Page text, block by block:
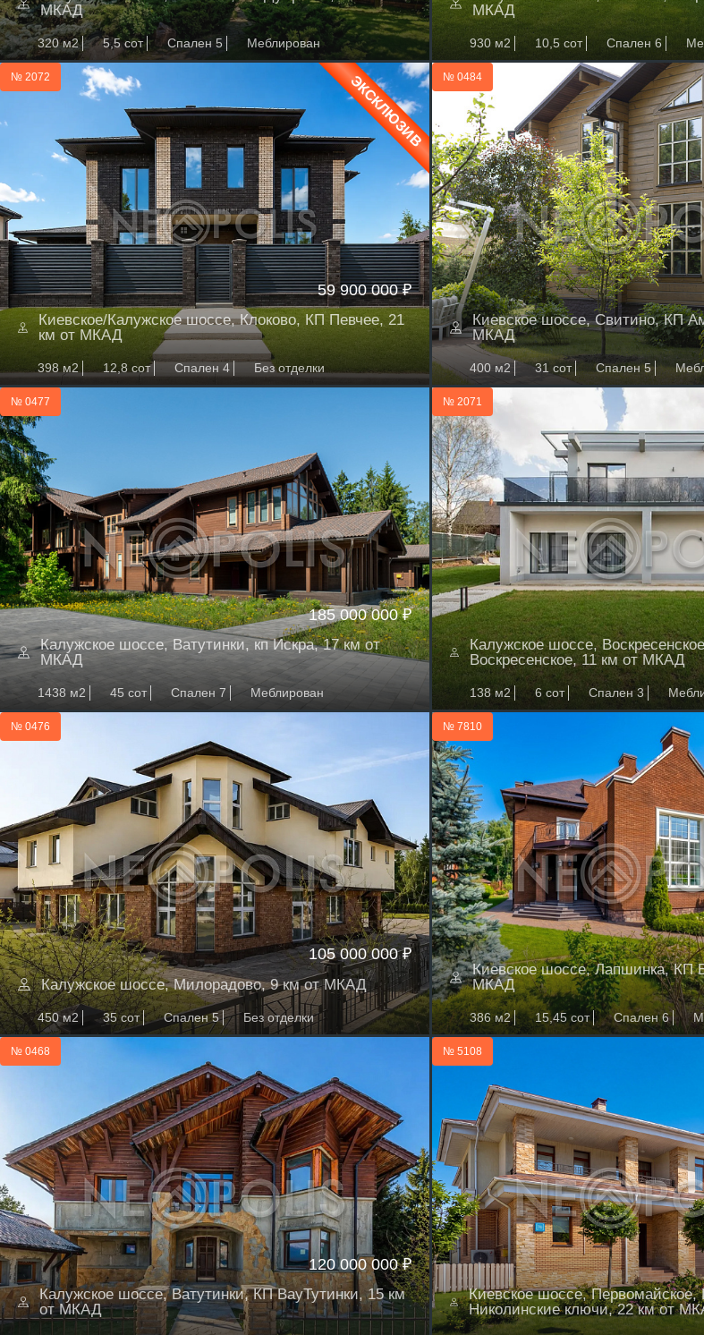
МКАД
320 м2 5,5 сот Спален 5 Меблирован
МКАД
930 м2 10,5 сот Спален 6
№ 2072 ЭКСКЛЮЗИВ
59 900 000 ₽
Киевское/Калужское шоссе, Клоково, КП Певчее, 21
км от МКАД
398 м2 12,8 сот Спален 4 Без отделки
№ 0484
Киевское шоссе, Свитино, КП
МКАД
400 м2 31 сот Спален 5
№ 0477
185 000 000 ₽
Калужское шоссе, Ватутинки, кп Искра, 17 км от
МКАД
1438 м2 45 сот Спален 7 Меблирован
№ 2071
Калужское шоссе,
Воскресенское, 11 км от МКАД
138 м2 6 сот Спален 3
№ 0476
105 000 000 ₽
Калужское шоссе, Милорадово, 9 км от МКАД
450 м2 35 сот Спален 5 Без отделки
№ 7810
Киевское шоссе, Лапшинка, КП
МКАД
386 м2 15,45 сот Спален 6
№ 0468
120 000 000 ₽
Калужское шоссе, Ватутинки, КП ВауТутинки, 15 км
от МКАД
№ 5108
Киевское шоссе, Первомайское,
Николинские ключи, 22 км от